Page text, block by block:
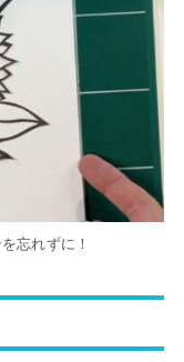
忘れずに！